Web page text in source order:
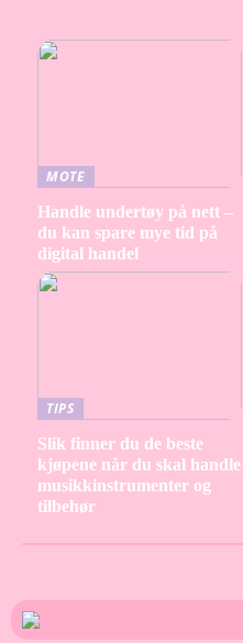
MOTE
Handle undertøy på nett –
du kan spare mye tid på
digital handel
TIPS
Slik finner du de beste
kjøpene når du skal handle
musikkinstrumenter og
tilbehør